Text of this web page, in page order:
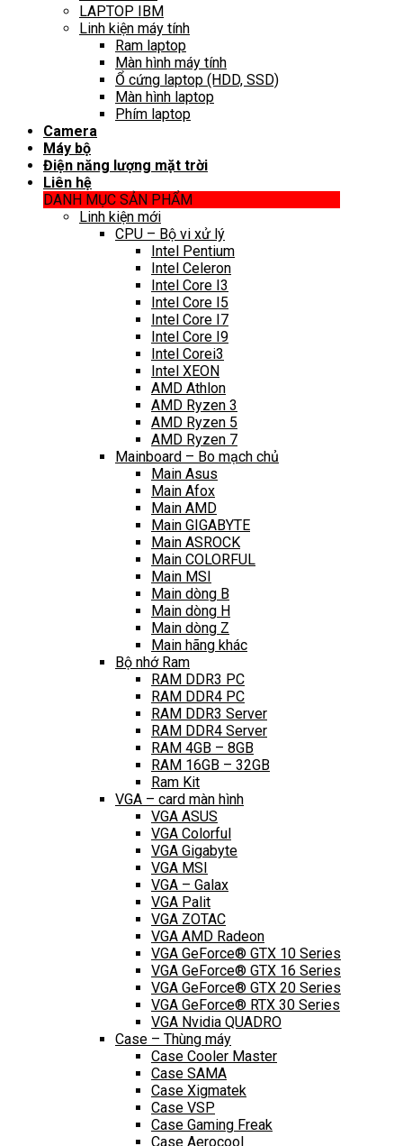
LAPTOP IBM
Linh kiện máy tính
Ram laptop
Màn hình máy tính
Ổ cứng laptop (HDD, SSD)
Màn hình laptop
Phím laptop
Camera
Máy bộ
Điện năng lượng mặt trời
Liên hệ
DANH MỤC SẢN PHẨM
Linh kiện mới
CPU – Bộ vi xử lý
Intel Pentium
Intel Celeron
Intel Core I3
Intel Core I5
Intel Core I7
Intel Core I9
Intel Corei3
Intel XEON
AMD Athlon
AMD Ryzen 3
AMD Ryzen 5
AMD Ryzen 7
Mainboard – Bo mạch chủ
Main Asus
Main Afox
Main AMD
Main GIGABYTE
Main ASROCK
Main COLORFUL
Main MSI
Main dòng B
Main dòng H
Main dòng Z
Main hãng khác
Bộ nhớ Ram
RAM DDR3 PC
RAM DDR4 PC
RAM DDR3 Server
RAM DDR4 Server
RAM 4GB – 8GB
RAM 16GB – 32GB
Ram Kit
VGA – card màn hình
VGA ASUS
VGA Colorful
VGA Gigabyte
VGA MSI
VGA – Galax
VGA Palit
VGA ZOTAC
VGA AMD Radeon
VGA GeForce® GTX 10 Series
VGA GeForce® GTX 16 Series
VGA GeForce® GTX 20 Series
VGA GeForce® RTX 30 Series
VGA Nvidia QUADRO
Case – Thùng máy
Case Cooler Master
Case SAMA
Case Xigmatek
Case VSP
Case Gaming Freak
Case Aerocool